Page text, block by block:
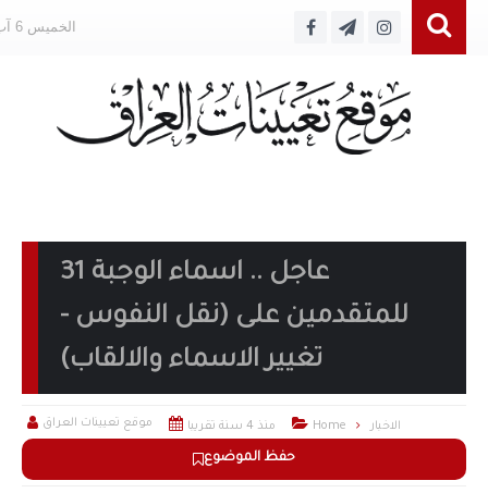
الخميس 6 آب 2026
عاجل .. اسماء الوجبة 31
للمتقدمين على (نقل النفوس -
تغيير الاسماء والالقاب)
حفظ الموضوع
 موقع تعيينات العراق  منذ 4 سنة تقريبا  Home الاخبار